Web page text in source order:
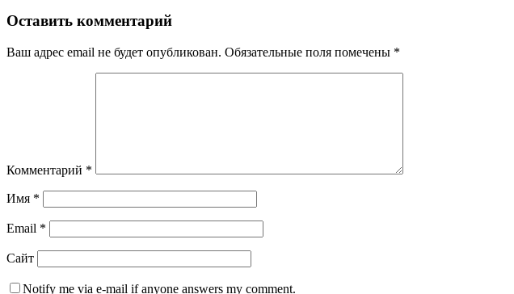
Оставить комментарий
Ваш адрес email не будет опубликован. Обязательные поля помечены *
Комментарий *
Имя *
Email *
Сайт
Notify me via e-mail if anyone answers my comment.